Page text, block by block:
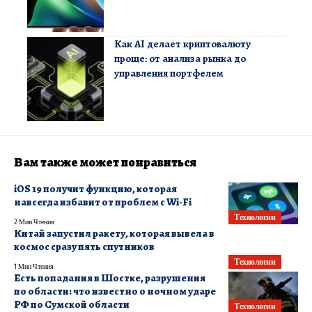
Как AI делает криптовалюту
проще: от анализа рынка до
управления портфелем
Вам также может понравиться
Технологии
iOS 19 получит функцию, которая
навсегда избавит от проблем с Wi-Fi
2 Мин Чтения
Технологии
Китай запустил ракету, которая вывела в
космос сразу пять спутников
1 Мин Чтения
Технологии
Есть попадания в Шостке, разрушения
по области: что известно о ночном ударе
РФ по Сумской области